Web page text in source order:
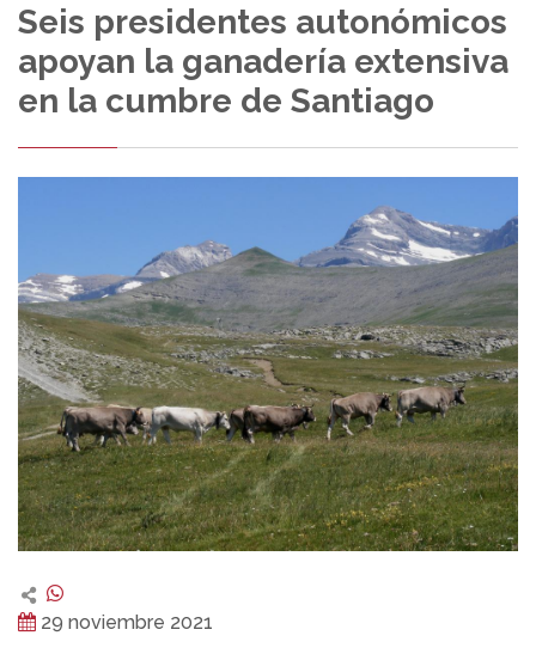
Seis presidentes autonómicos
apoyan la ganadería extensiva
en la cumbre de Santiago
29 noviembre 2021